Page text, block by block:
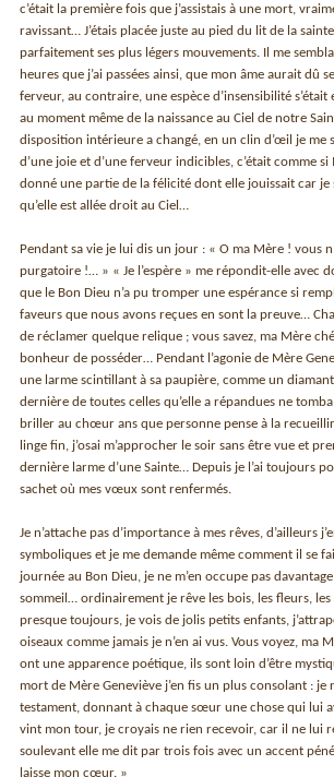
c’était la première fois que j’assistais à une mort,
ravissant… J’étais placée juste au pied du lit de la
parfaitement ses plus légers mouvements. Il me
heures que j’ai passées ainsi, que mon âme aurait dû
ferveur, au contraire, une espèce d’insensibilité s’était
au moment même de la naissance au Ciel de notre
disposition intérieure a changé, en un clin d’œil je me
d’une joie et d’une ferveur indicibles, c’était comme si
donné une partie de la félicité dont elle jouissait car je
qu’elle est allée droit au Ciel…
Pendant sa vie je lui dis un jour : « O ma Mère ! vous
purgatoire !… » « Je l’espère » me répondit-elle avec
que le Bon Dieu n’a pu tromper une espérance si
faveurs que nous avons reçues en sont la preuve…
de réclamer quelque relique ; vous savez, ma Mère
bonheur de posséder… Pendant l’agonie de Mère
une larme scintillant à sa paupière, comme un
dernière de toutes celles qu’elle a répandues ne
briller au chœur ans que personne pense à la
linge fin, j’osai m’approcher le soir sans être vue et
dernière larme d’une Sainte… Depuis je l’ai toujours
sachet où mes vœux sont renfermés.
Je n’attache pas d’importance à mes rêves, d’ailleurs
symboliques et je me demande même comment il se
journée au Bon Dieu, je ne m’en occupe pas
sommeil… ordinairement je rêve les bois, les fleurs,
presque toujours, je vois de jolis petits enfants,
oiseaux comme jamais je n’en ai vus. Vous voyez, ma
ont une apparence poétique, ils sont loin d’être
mort de Mère Geneviève j’en fis un plus consolant : je
testament, donnant à chaque sœur une chose qui lui
vint mon tour, je croyais ne rien recevoir, car il ne lui
soulevant elle me dit par trois fois avec un accent
laisse mon cœur. »